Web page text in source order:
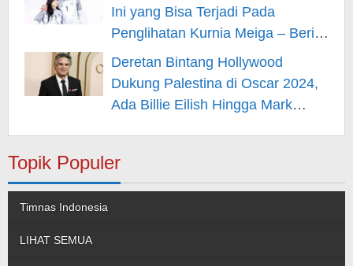
Ini yang Bisa Terjadi Pada
Penglihatan Kurnia Meiga – Berita
Hiburan
Deretan Bintang Hollywood
Dukung Palestina di Oscar 2024,
Ada Billie Eilish Hingga Mark
Topik Populer
Timnas Indonesia
LIHAT SEMUA